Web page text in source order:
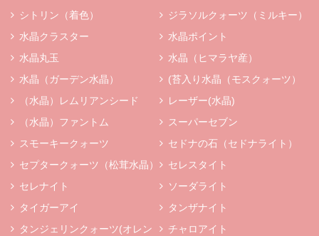
シトリン（着色）
ジラソルクォーツ（ミルキー）
水晶クラスター
水晶ポイント
水晶丸玉
水晶（ヒマラヤ産）
水晶（ガーデン水晶）
(苔入り水晶（モスクォーツ）
（水晶）レムリアンシード
レーザー(水晶)
（水晶）ファントム
スーパーセブン
スモーキークォーツ
セドナの石（セドナライト）
セプタークォーツ（松茸水晶）
セレスタイト
セレナイト
ソーダライト
タイガーアイ
タンザナイト
タンジェリンクォーツ(オレン
チャロアイト